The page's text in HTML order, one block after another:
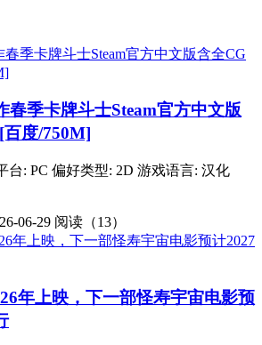
春季卡牌斗士Steam官方中文版
度/750M]
台: PC 偏好类型: 2D 游戏语言: 汉化
06-29 阅读（13）
年上映，下一部怪寿宇宙电影预